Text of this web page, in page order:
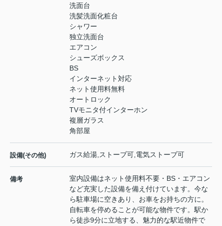
洗面台
洗髪洗面化粧台
シャワー
独立洗面台
エアコン
シューズボックス
BS
インターネット対応
ネット使用料無料
オートロック
TVモニタ付インターホン
複層ガラス
角部屋
設備(その他) ガス給湯,ストーブ可,電気ストーブ可
備考
室内設備はネット使用料不要・BS・エアコン
など充実した設備を備え付けています。今な
ら駐車場に空きあり、お車をお持ちの方に。
自転車を停めることが可能な物件です。駅か
ら徒歩9分に立地する、魅力的な駅近物件で